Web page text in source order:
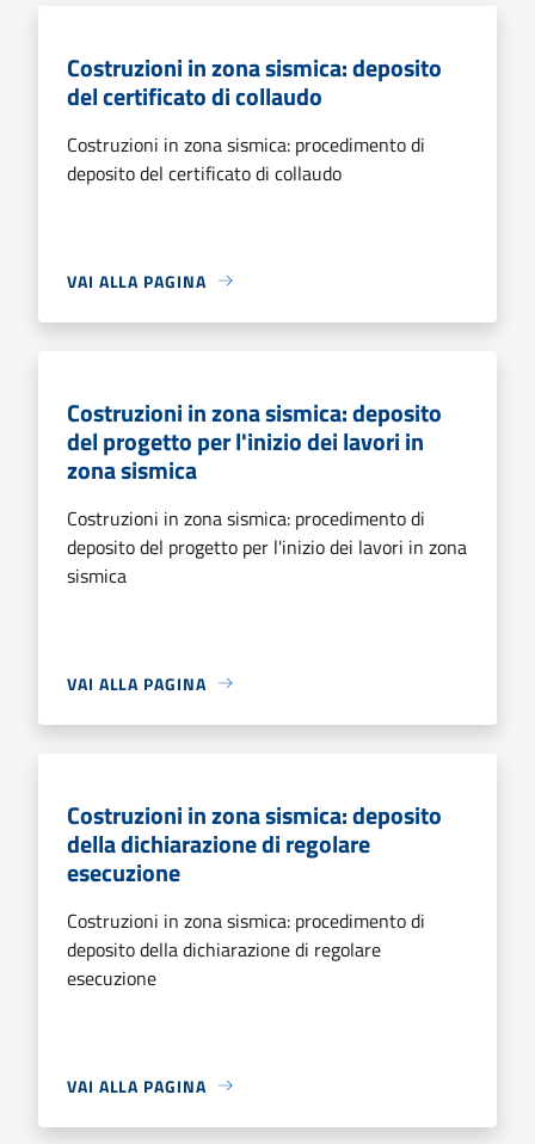
Costruzioni in zona sismica: deposito
del certificato di collaudo
Costruzioni in zona sismica: procedimento di
deposito del certificato di collaudo
VAI ALLA PAGINA
Costruzioni in zona sismica: deposito
del progetto per l'inizio dei lavori in
zona sismica
Costruzioni in zona sismica: procedimento di
deposito del progetto per l'inizio dei lavori in zona
sismica
VAI ALLA PAGINA
Costruzioni in zona sismica: deposito
della dichiarazione di regolare
esecuzione
Costruzioni in zona sismica: procedimento di
deposito della dichiarazione di regolare
esecuzione
VAI ALLA PAGINA